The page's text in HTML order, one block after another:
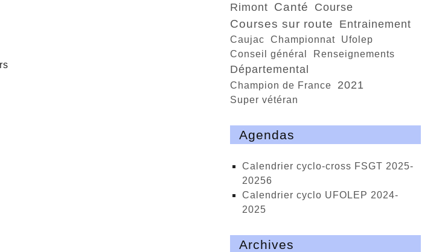
Rimont Canté course
courses sur route entrainement
Caujac Championnat
Ufolep
conseil général
renseignements
départemental
Champion de France 2021
super vétéran
Agendas
calendrier cyclo-cross FSGT 2025-
20256
calendrier cyclo UFOLEP 2024-
2025
Archives